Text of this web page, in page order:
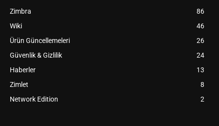
Zimbra
86
Wiki
46
Ürün Güncellemeleri
26
Güvenlik & Gizlilik
24
Haberler
13
Zimlet
8
Network Edition
2